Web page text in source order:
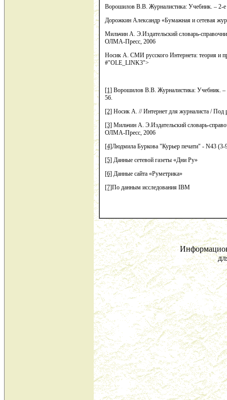
Ворошилов В.В. Журналистика: Учебник. –
Дорожкин Александр «Бумажная и сетевая
Мильчин А. Э.Издательский словарь-
ОЛМА-Пресс, 2006
Носик А. СМИ русского Интернета: теория и
#"OLE_LINK3">
[1] Ворошилов В.В. Журналистика: Учебник.
56.
[2] Носик А. // Интернет для журналиста /
[3] Мильчин А. Э.Издательский словарь-
ОЛМА-Пресс, 2006
[4]Людмила Буркова "Курьер печати" - N43 (3-
[5] Данные сетевой газеты «Дни Ру»
[6] Данные сайта «Руметрика»
[7]По данным исследования IBM